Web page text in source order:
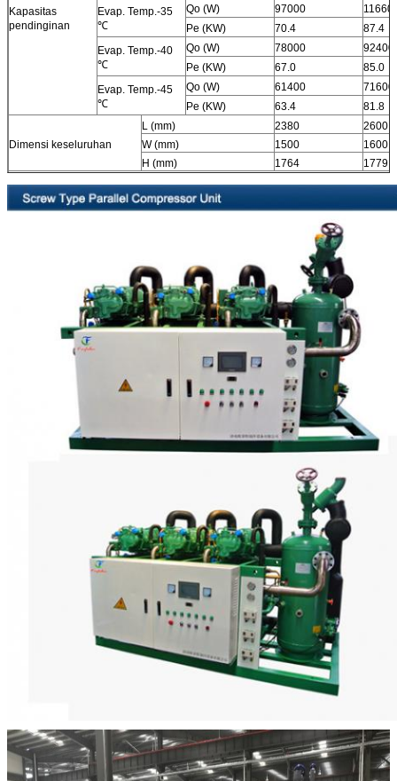
Kapasitas
pendinginan
Evap. Temp.-35
℃
Qo (W) 97000
Pe (KW)
70.4
87.4
Evap. Temp.-40
℃
Qo (W) 78000
Pe (KW)
67.0
85.0
Evap. Temp.-45
℃
Qo (W) 61400
Pe (KW)
63.4 81.8
Dimensi keseluruhan
L (mm) 2380
2600
W (mm)
1500
1600
H (mm)
1764
1779
Suhu kondensasi 35 ℃, dengan economizer.